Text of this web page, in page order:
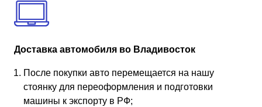
Доставка автомобиля во Владивосток
После покупки авто перемещается на нашу
стоянку для переоформления и подготовки
машины к экспорту в РФ;